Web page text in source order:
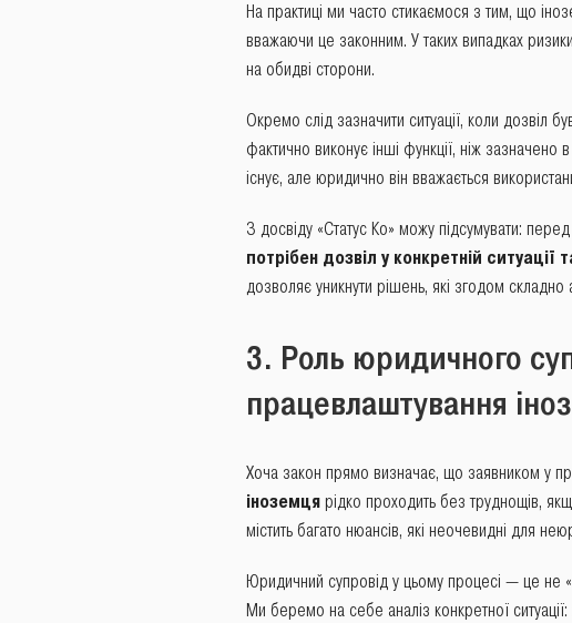
На практиці ми часто стикаємося з тим, що
вважаючи це законним. У таких випадках
на обидві сторони.
Окремо слід зазначити ситуації, коли дозвіл
фактично виконує інші функції, ніж
існує, але юридично він вважається
З досвіду «Статус Ко» можу підсумувати:
потрібен дозвіл у конкретній
дозволяє уникнути рішень, які згодом
3. Роль юридичного
працевлаштування
Хоча закон прямо визначає, що заявником у
іноземця рідко проходить без труднощів,
містить багато нюансів, які неочевидні для
Юридичний супровід у цьому процесі — це не
Ми беремо на себе аналіз конкретної ситуації: